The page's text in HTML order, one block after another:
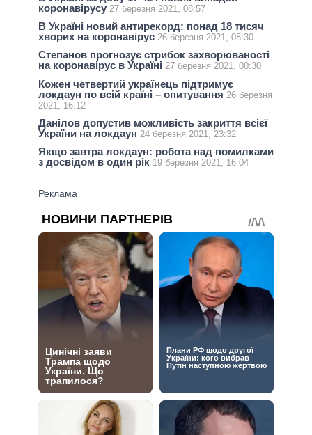
коронавірусу 27 березня 2021, 08:57
В Україні новий антирекорд: понад 18 тисяч
хворих на коронавірус 26 березня 2021, 08:30
Степанов прогнозує стрибок захворюваності
на коронавірус в Україні 27 березня 2021, 00:30
Кожен четвертий українець підтримує
локдаун по всій країні – опитування 26 березня
2021, 16:12
Данілов допустив можливість закриття всієї
України на локдаун 24 березня 2021, 23:32
Якщо завтра локдаун: робота над помилками
з досвідом в один рік 19 березня 2021, 16:04